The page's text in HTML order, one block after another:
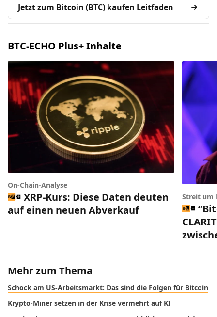
Jetzt zum Bitcoin (BTC) kaufen Leitfaden
BTC-ECHO Plus+ Inhalte
On-Chain-Analyse
XRP-Kurs: Diese Daten deuten
auf einen neuen Abverkauf
Streit um
Mehr zum Thema
Schock am US-Arbeitsmarkt: Das sind die Folgen für Bitcoin
Krypto-Miner setzen in der Krise vermehrt auf KI